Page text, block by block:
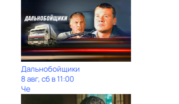
Дальнобойщики
8 авг, сб в 11:00
Че